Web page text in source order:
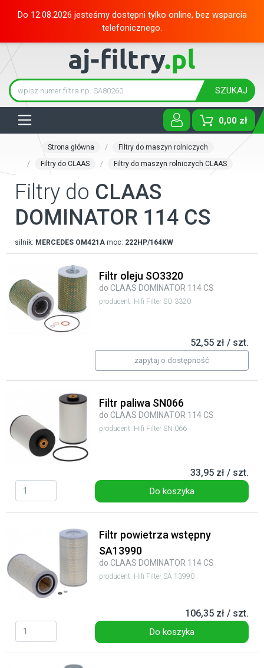
Do 12.08.2026 jesteśmy dostępni tylko online, bez wsparcia
telefonicznego.
SZUKAJ
0,00 zł
Strona główna
Filtry do maszyn rolniczych
Filtry do CLAAS
Filtry do maszyn rolniczych CLAAS
Filtry do CLAAS
DOMINATOR 114 CS
silnik: MERCEDES OM421A moc: 222HP/164KW
Filtr oleju SO3320
do CLAAS DOMINATOR 114 CS
producent: Hifi Filter SO 3320
52,55 zł / szt.
zapytaj o dostępność
Filtr paliwa SN066
do CLAAS DOMINATOR 114 CS
producent: Hifi Filter SN 066
33,95 zł / szt.
Do koszyka
Filtr powietrza wstępny
SA13990
do CLAAS DOMINATOR 114 CS
producent: Hifi Filter SA 13990
106,35 zł / szt.
Do koszyka